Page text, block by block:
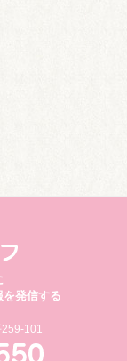
発信する
101